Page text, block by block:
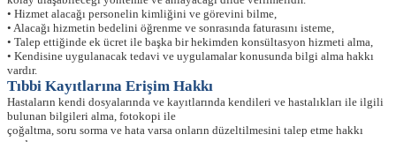
• Hizmet alacağı personelin kimliğini ve görevini bilme,
• Alacağı hizmetin bedelini öğrenme ve sonrasında faturasını isteme,
• Talep ettiğinde ek ücret ile başka bir hekimden konsültasyon hizmeti alma,
• Kendisine uygulanacak tedavi ve uygulamalar konusunda bilgi alma hakkı
vardır.
Tıbbi Kayıtlarına Erişim Hakkı
Hastaların kendi dosyalarında ve kayıtlarında kendileri ve hastalıkları ile ilgili
bulunan bilgileri alma, fotokopi ile
çoğaltma, soru sorma ve hata varsa onların düzeltilmesini talep etme hakkı